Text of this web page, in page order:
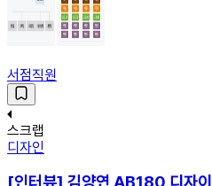
서점직원
스크랩
디자인